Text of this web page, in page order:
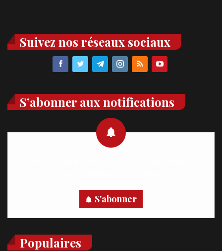
Suivez nos réseaux sociaux
S’abonner aux notifications
S'abonner
Populaires